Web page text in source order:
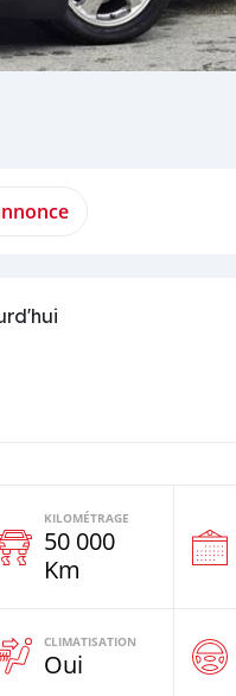
KILOMÉTRAGE
50 000
Km
CLIMATISATION
Oui